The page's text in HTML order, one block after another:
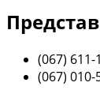
(067) 611-
(067) 010-